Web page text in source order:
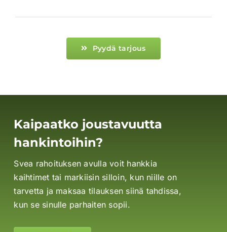
Pyydä tarjous
Kaipaatko joustavuutta
hankintoihin?
Svea rahoituksen avulla voit hankkia
kaihtimet tai markiisin silloin, kun niille on
tarvetta ja maksaa tilauksen siinä tahdissa,
kun se sinulle parhaiten sopii.